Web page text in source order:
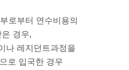
로부터 연수비용의
경우,
나 레지던트과정을
로 입국한 경우